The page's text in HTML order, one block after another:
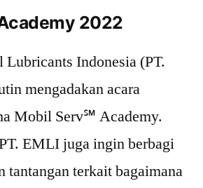
2022
Indonesia (PT.
mengadakan acara
Mobil Serv℠ Academy.
EMLI juga ingin berbagi
tantangan terkait bagaimana